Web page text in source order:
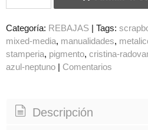
Categoría: REBAJAS Tags:
mixed-media manualidades
stamperia pigmento cristina-
azul-neptuno
Comentarios
Descripción